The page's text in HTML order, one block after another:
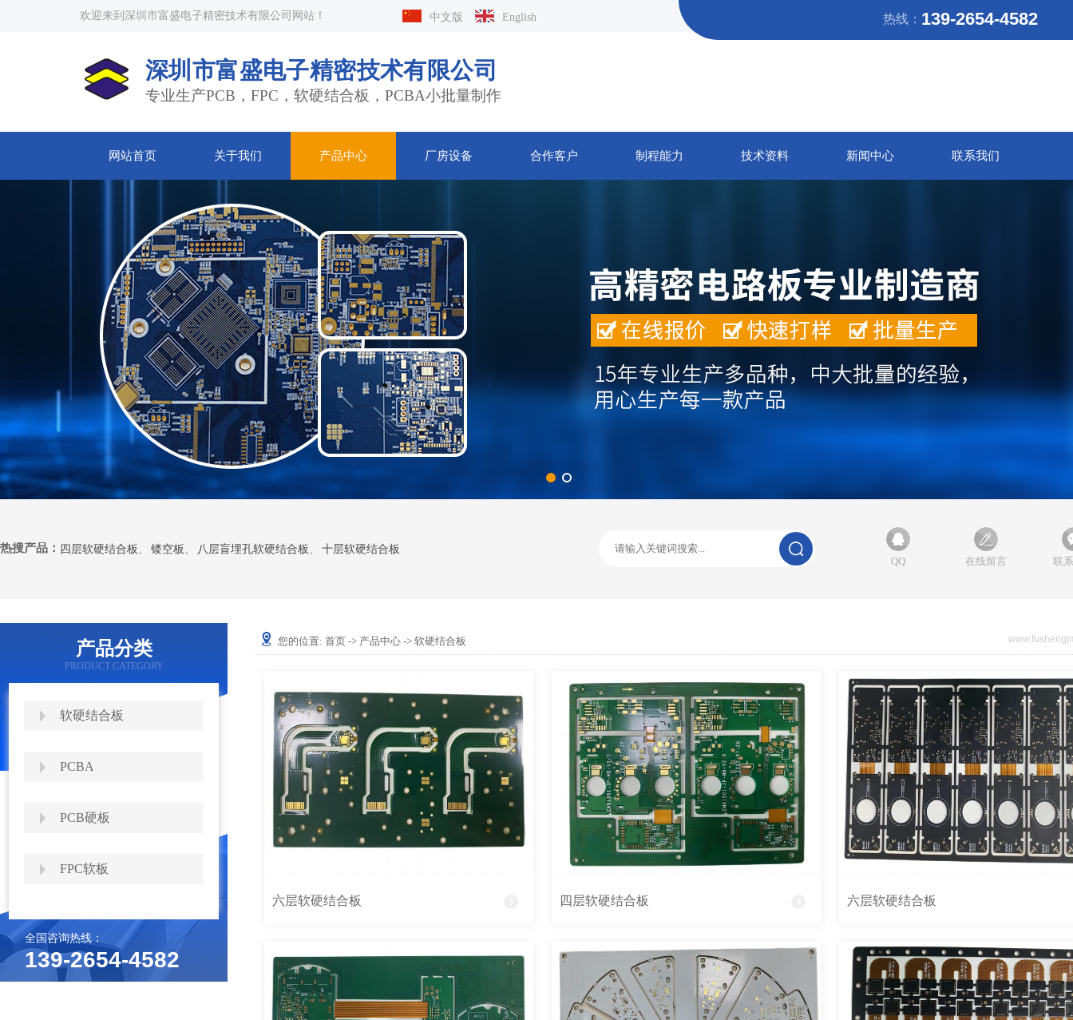
欢迎来到深圳市富盛电子精密技术有限公司网站！ 中文版 English 热线： 139-2654-4582
深圳市富盛电子精密技术有限公司
专业生产PCB，FPC，软硬结合板，PCBA小批量制作
网站首页 关于我们 产品中心 厂房设备 合作客户 制程能力 技术资料 新闻中心 联系我们
热搜产品： 四层软硬结合板 、 镂空板 、 八层盲埋孔软硬结合板 、
十层软硬结合板
QQ
在线留言 联
产品分类
PRODUCT CATEGORY
软硬结合板
PCBA
PCB硬板
FPC软板
全国咨询热线：
139-2654-4582
您的位置: 首页 -> 产品中心 -> 软硬结合板
六层软硬结合板 四层软硬结合板 六层软硬结合板